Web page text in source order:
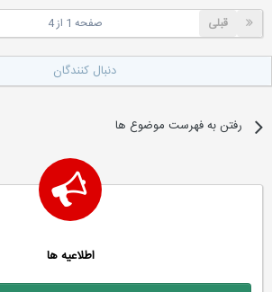
قبلی صفحه 1 از 4
دنبال کنندگان
رفتن به فهرست موضوع ها
اطلاعیه ها